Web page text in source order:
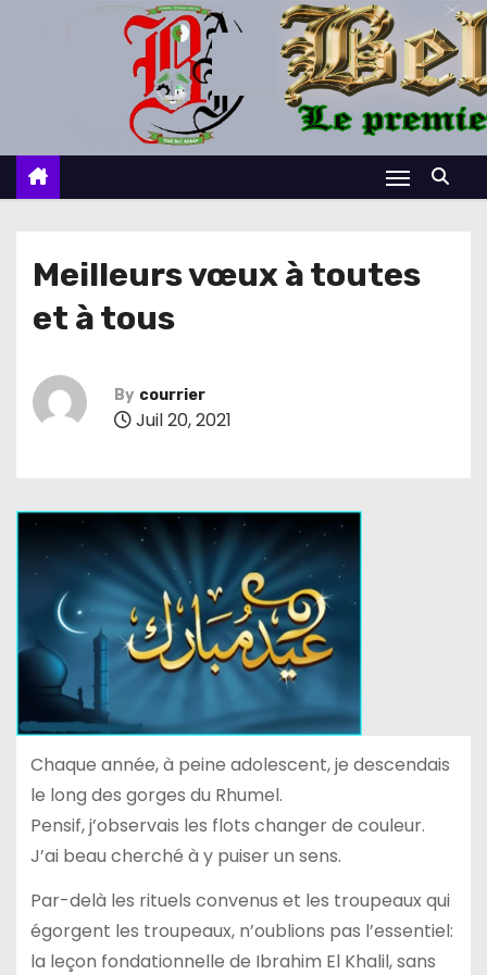
c
Meilleurs vœux à toutes
et à tous
By courrier
Juil 20, 2021
Chaque année, à peine adolescent, je descendais
le long des gorges du Rhumel.
Pensif, j’observais les flots changer de couleur.
J’ai beau cherché à y puiser un sens.
Par-delà les rituels convenus et les troupeaux qui
égorgent les troupeaux, n’oublions pas l’essentiel:
la leçon fondationnelle de Ibrahim El Khalil, sans